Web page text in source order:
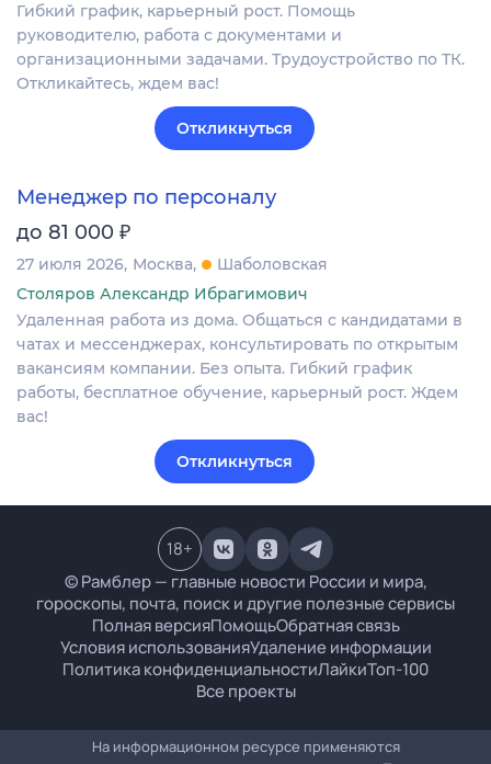
Гибкий график, карьерный рост. Помощь
руководителю, работа с документами и
организационными задачами. Трудоустройство по ТК.
Откликайтесь, ждем вас!
Откликнуться
Менеджер по персоналу
до 81 000 ₽
27 июля 2026 Москва
Шаболовская
Столяров Александр Ибрагимович
Удаленная работа из дома. Общаться с кандидатами в
чатах и мессенджерах, консультировать по открытым
вакансиям компании. Без опыта. Гибкий график
работы, бесплатное обучение, карьерный рост. Ждем
вас!
Откликнуться
© Рамблер — главные новости России и мира,
гороскопы, почта, поиск и другие полезные сервисы
Полная версияПомощьОбратная связь
Условия использованияУдаление информации
Политика конфиденциальностиЛайкиТоп-100
Все проекты
18+
На информационном ресурсе применяются